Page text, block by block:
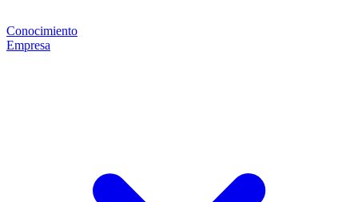
Conocimiento
Empresa